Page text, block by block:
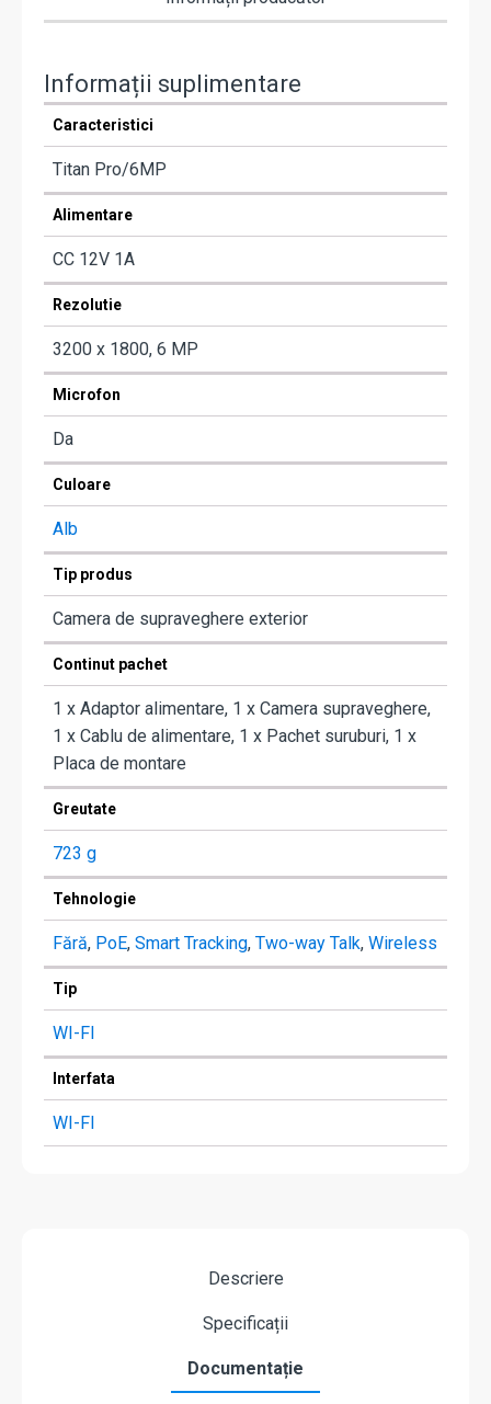
Informații suplimentare
Caracteristici
Titan Pro/6MP
Alimentare
CC 12V 1A
Rezolutie
3200 x 1800, 6 MP
Microfon
Da
Culoare
Alb
Tip produs
Camera de supraveghere exterior
Continut pachet
1 x Adaptor alimentare, 1 x Camera supraveghere,
1 x Cablu de alimentare, 1 x Pachet suruburi, 1 x
Placa de montare
Greutate
723 g
Tehnologie
Fără, PoE, Smart Tracking, Two-way Talk, Wireless
Tip
WI-FI
Interfata
WI-FI
Descriere
Specificații
Documentație